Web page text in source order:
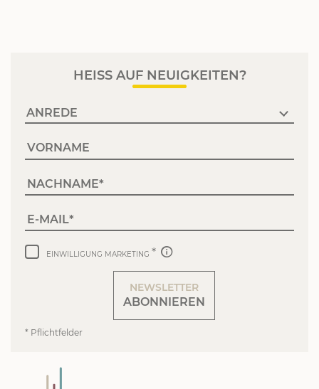
HEISS AUF NEUIGKEITEN?
VORNAME
NACHNAME
E-MAIL
EINWILLIGUNG MARKETING
* Pflichtfelder
NEWSLETTER
ABONNIEREN